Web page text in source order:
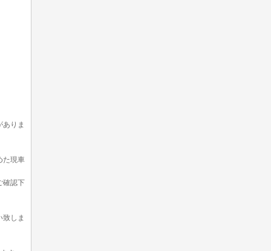
りま
た現車
確認下
しま